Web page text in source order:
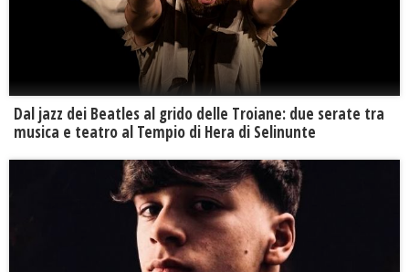
Dal jazz dei Beatles al grido delle Troiane: due serate tra
musica e teatro al Tempio di Hera di Selinunte